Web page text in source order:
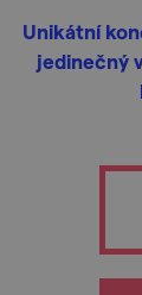
Unikátní
jedinečný